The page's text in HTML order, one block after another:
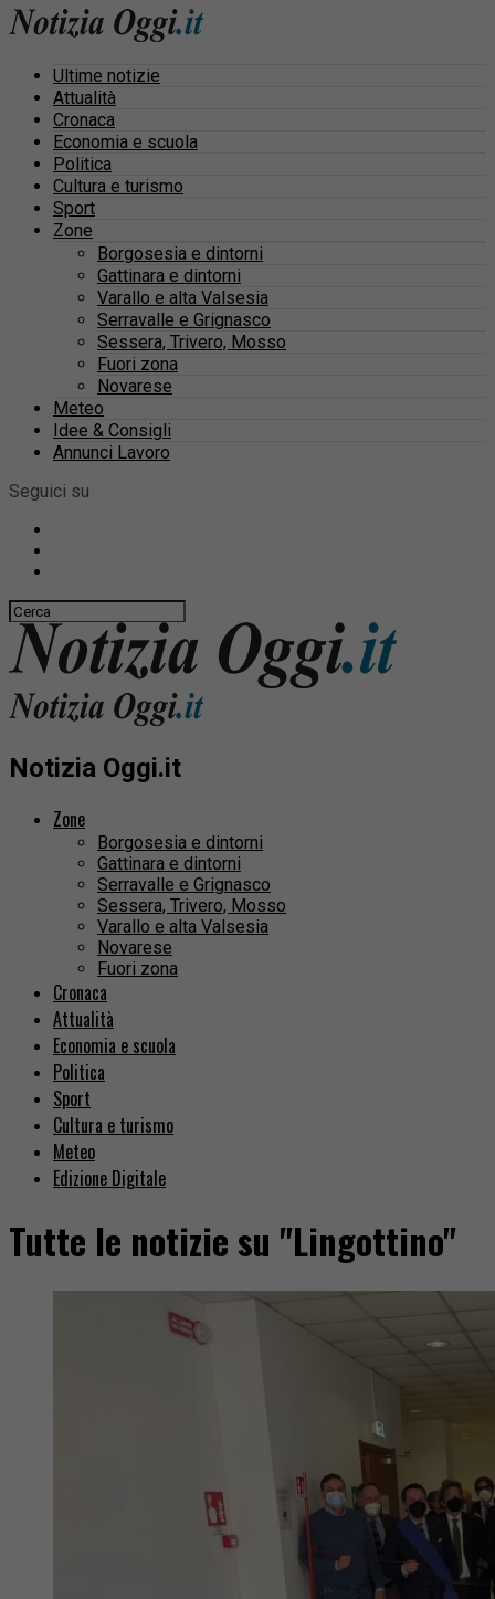
Ultime notizie
Attualità
Cronaca
Economia e scuola
Politica
Cultura e turismo
Sport
Zone
Borgosesia e dintorni
Gattinara e dintorni
Varallo e alta Valsesia
Serravalle e Grignasco
Sessera, Trivero, Mosso
Fuori zona
Novarese
Meteo
Idee & Consigli
Annunci Lavoro
Seguici su
Notizia Oggi.it
Zone
Borgosesia e dintorni
Gattinara e dintorni
Serravalle e Grignasco
Sessera, Trivero, Mosso
Varallo e alta Valsesia
Novarese
Fuori zona
Cronaca
Attualità
Economia e scuola
Politica
Sport
Cultura e turismo
Meteo
Edizione Digitale
Tutte le notizie su "Lingottino"